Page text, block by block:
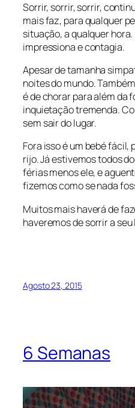
Sorrir, sorrir, sorrir,
mais faz, para qualquer
situação, a qualquer
impressiona e contagia.
Apesar de tamanha
noites do mundo.
é de chorar para além da
inquietação tremenda.
sem sair do lugar.
Fora isso é um bebé
rijo. Já estivemos todos
férias menos ele, e
fizemos como se nada
Muitos mais haverá de
haveremos de sorrir a seu
Agosto 23, 2015
6 Semanas